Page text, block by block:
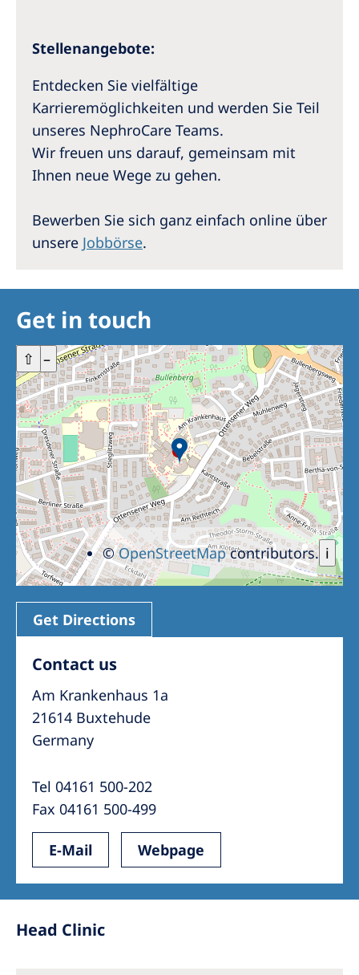
Stellenangebote:
Entdecken Sie vielfältige
Karrieremöglichkeiten und werden Sie Teil
unseres NephroCare Teams.
Wir freuen uns darauf, gemeinsam mit
Ihnen neue Wege zu gehen.
Bewerben Sie sich ganz einfach online über
unsere Jobbörse.
Get in touch
+ –
⇧
i
©OpenStreetMapcontributors.
Get Directions
Contact us
Am Krankenhaus 1a
21614 Buxtehude
Germany
Tel 04161 500-202
Fax 04161 500-499
E-Mail Webpage
Head Clinic